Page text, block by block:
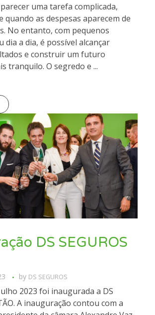
uma tarefa complicada,
quando as despesas aparecem de
No entanto, com pequenos
dia a dia, é possível alcançar
e construir um futuro
tranquilo. O segredo e ...
DS SEGUROS
by DS SEGUROS
2023 foi inaugurada a DS
A inauguração contou com a